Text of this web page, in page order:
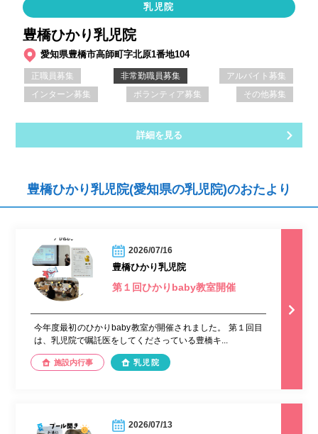
乳児院
豊橋ひかり乳児院
愛知県豊橋市高師町字北原1番地104
正職員募集 非常勤職員募集
アルバイト募集
インターン募集
ボランティア募集 その他募集
詳細を見る
豊橋ひかり乳児院(愛知県の乳児院)のおたより
2026/07/16
豊橋ひかり乳児院
第１回ひかりbaby教室開催
今年度最初のひかりbaby教室が開催されました。 第１回目
は、乳児院で嘱託医をしてくださっている豊橋キ...
施設内行事 乳児院
2026/07/13